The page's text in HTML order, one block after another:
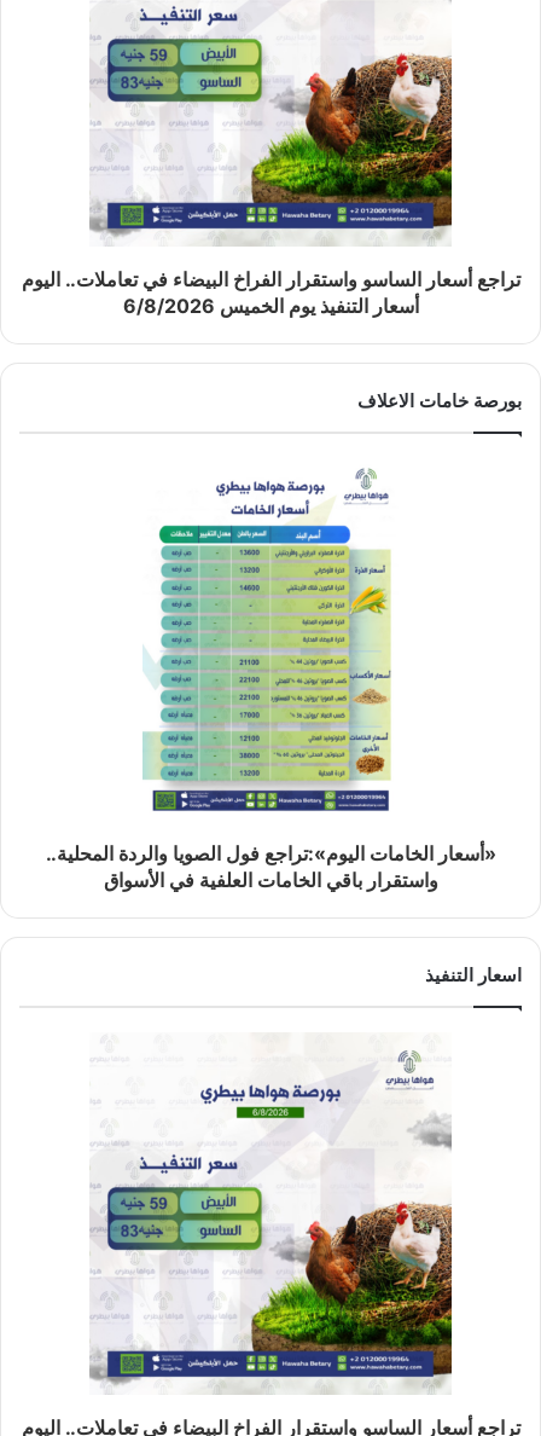
تراجع أسعار الساسو واستقرار الفراخ البيضاء في تعاملات.. اليوم
أسعار التنفيذ يوم الخميس 6/8/2026
بورصة خامات الاعلاف
«أسعار الخامات اليوم»:تراجع فول الصويا والردة المحلية..
واستقرار باقي الخامات العلفية في الأسواق
اسعار التنفيذ
تراجع أسعار الساسو واستقرار الفراخ البيضاء في تعاملات.. اليوم